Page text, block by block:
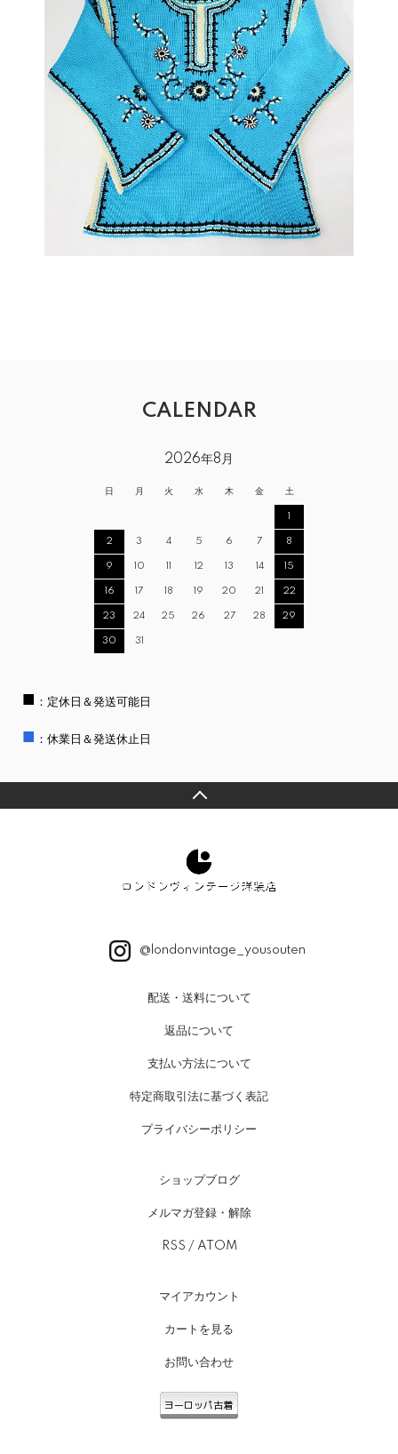
CALENDAR
2026年8月
日 月 火 水 木 金 土
1
2 3 4 5 6 7 8
9 10 11 12 13 14 15
16 17 18 19 20 21 22
23 24 25 26 27 28 29
30 31
■ ：定休日＆発送可能日
■ ：休業日＆発送休止日
@londonvintage_yousouten
配送・送料について
返品について
支払い方法について
特定商取引法に基づく表記
プライバシーポリシー
ショップブログ
メルマガ登録・解除
RSS / ATOM
マイアカウント
カートを見る
お問い合わせ